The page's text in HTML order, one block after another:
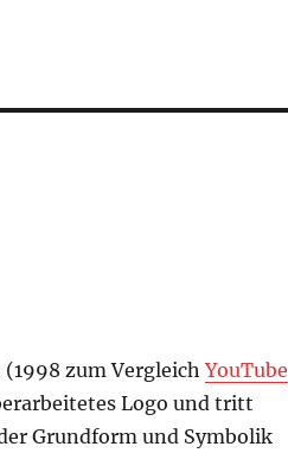
zum VergleichYouTube
Logo und tritt
Grundform und Symbolik